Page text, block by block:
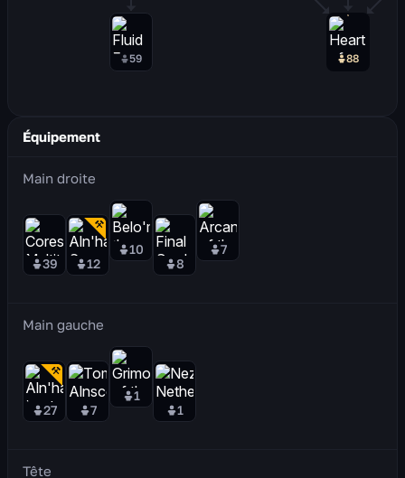
88
59
Équipement
Main droite
39 12
10
8
7
Main gauche
27 7
1
1
Tête